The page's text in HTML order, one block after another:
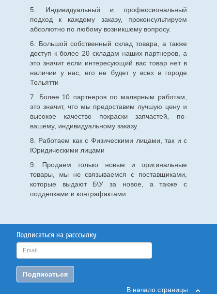
5. Индивидуальный и профессиональный
подход к каждому заказу, проконсультируем
абсолютно по любому возникшему вопросу.
6. Большой собственный склад товара, а также
доступ к более 20 складам наших партнеров, а
это значит если интересующий вас товар нет в
наличии у нас, его не будет у всех в городе
Тольятти
7. Более 10 партнеров по малярным работам,
это значит, что мы предоставим лучшую цену и
высокое качество покраски запчастей, по-
вашему, индивидуальному заказу.
8. Работаем как с Физическими лицами, так и с
Юридическими лицами
9. Продаем только новые и оригинальные
товары, мы не связываемся с поставщиками,
которые выдают Б\У за новое, а также с
подделками и контрафактами.
Подписаться на расссылку
Подписаться
В начало страницы